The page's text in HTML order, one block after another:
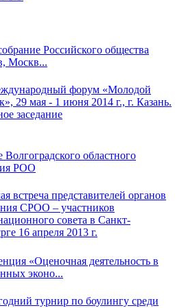
Российского общества
Москв...
Волгоградского областного
РОО
«Оценочная деятельность в
эконо...